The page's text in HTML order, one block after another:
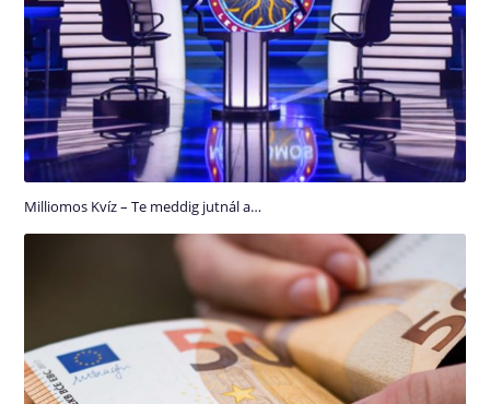
Milliomos Kvíz – Te meddig jutnál a…